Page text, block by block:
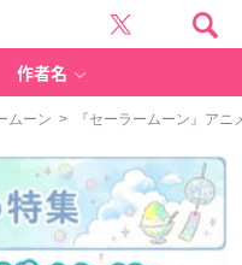
作者名
ムーン > 『セーラームーン』アニ